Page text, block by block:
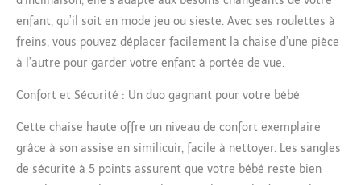
Dossier inclinable et
repose-pieds réglable.
PLIABLE ET ULTRA-
COMPACT : Fermeture
pratique et ultra-
compacte permettant à
la chaise haute de tenir
debout seule.
REVÊTEMENT FACILE À
NETTOYER : En simili
cuir, doux, confortable
enfant, qu’il soit en mode jeu ou sieste. Avec ses roulettes à
freins, vous pouvez déplacer facilement la chaise d’une pièce
à l’autre pour garder votre enfant à portée de vue.
Confort et Sécurité : Un duo gagnant pour votre bébé
Cette chaise haute offre un niveau de confort exemplaire
grâce à son assise en similicuir, facile à nettoyer. Les sangles
de sécurité à 5 points assurent que votre bébé reste bien